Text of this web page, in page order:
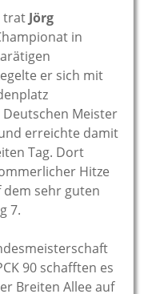
trat Jörg
in
er sich mit
Meister
erreichte damit
Tag. Dort
Hitze
dem sehr guten
7.
90 schafften es
Breiten Allee auf